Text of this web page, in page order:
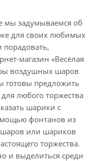
мы задумываемся об
для своих любимых
порадовать,
магазин «Весёлая
воздушных шаров
предложить
любого торжества
шарики с
фонтанов из
или шариков
торжества.
и выделиться среди